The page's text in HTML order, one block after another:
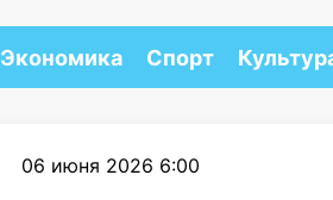
Экономика Спорт
06 июня 2026 6:00